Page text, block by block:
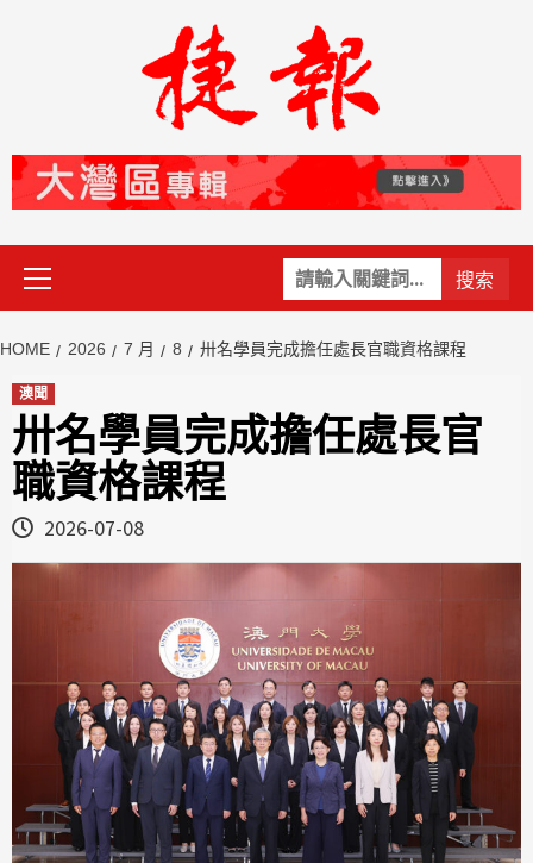
關
鍵
Primary
Menu
HOME 2026 7 月 8 卅名學員完成擔任處長官職資格課程
澳聞
卅名學員完成擔任處長官
職資格課程
2026-07-08